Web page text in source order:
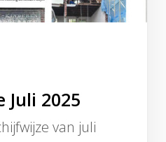
Juli 2025
van juli